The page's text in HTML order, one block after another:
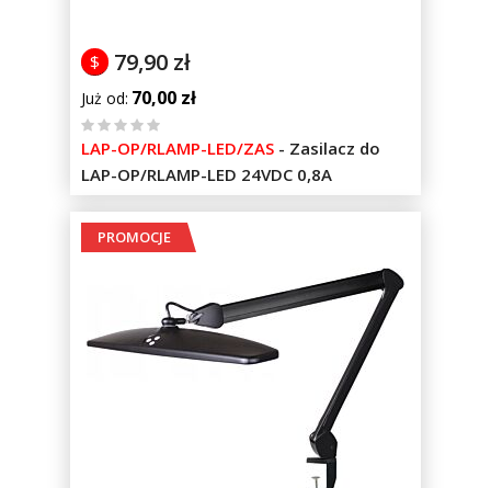
79,90 zł
$
Już od 70,00 zł
%
100
LAP-OP/RLAMP-LED/ZAS - Zasilacz do
LAP-OP/RLAMP-LED 24VDC 0,8A
PROMOCJE